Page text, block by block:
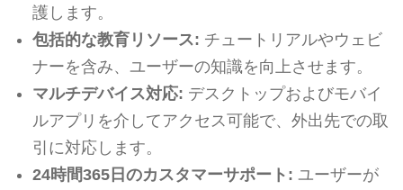
護します。
包括的な教育リソース: チュートリアルやウェビ
ナーを含み、ユーザーの知識を向上させます。
マルチデバイス対応: デスクトップおよびモバイ
ルアプリを介してアクセス可能で、外出先での取
引に対応します。
24時間365日のカスタマーサポート: ユーザーが